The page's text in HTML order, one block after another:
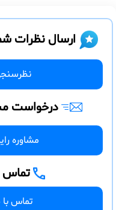
ارسال نظرات
درخواست
مشاوره
تماس
تماس با